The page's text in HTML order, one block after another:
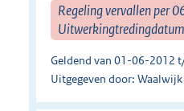
Regeling vervallen per
Geldend van 01-06-2012
Uitgegeven door: Waalwijk